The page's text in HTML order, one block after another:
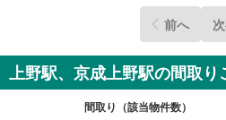
前へ
上野駅、京成上野駅の間取り
間取り（該当物件数）